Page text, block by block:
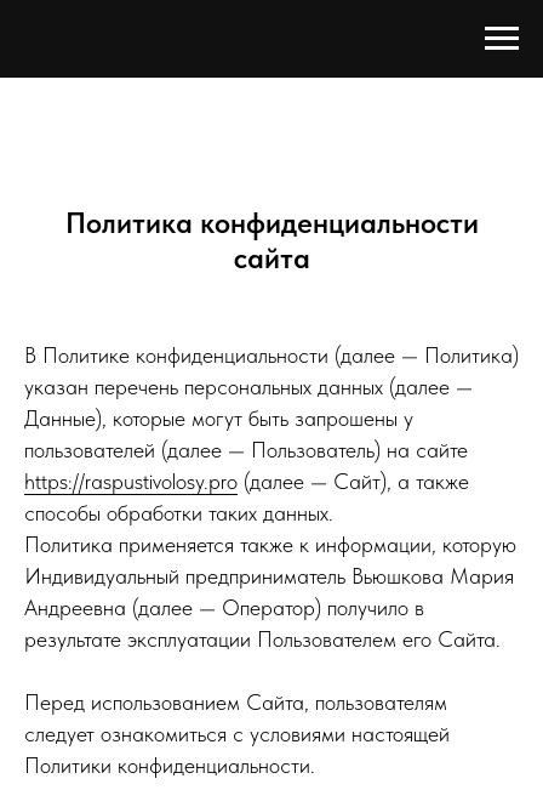
Политика конфиденциальности
сайта
В Политике конфиденциальности (далее — Политика)
указан перечень персональных данных (далее —
Данные), которые могут быть запрошены у
пользователей (далее — Пользователь) на сайте
https://raspustivolosy.pro (далее — Сайт), а также
способы обработки таких данных.
Политика применяется также к информации, которую
Индивидуальный предприниматель Вьюшкова Мария
Андреевна (далее — Оператор) получило в
результате эксплуатации Пользователем его Сайта.
Перед использованием Сайта, пользователям
следует ознакомиться с условиями настоящей
Политики конфиденциальности.